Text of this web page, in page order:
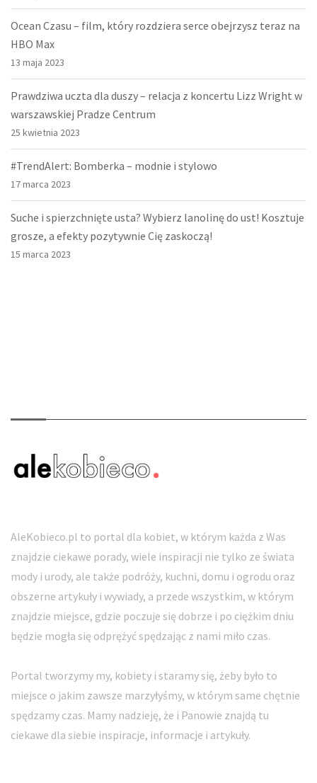
Ocean Czasu – film, który rozdziera serce obejrzysz teraz na
HBO Max
13 maja 2023
Prawdziwa uczta dla duszy – relacja z koncertu Lizz Wright w
warszawskiej Pradze Centrum
25 kwietnia 2023
#TrendAlert: Bomberka – modnie i stylowo
17 marca 2023
Suche i spierzchnięte usta? Wybierz lanolinę do ust! Kosztuje
grosze, a efekty pozytywnie Cię zaskoczą!
15 marca 2023
AleKobieco.pl to portal dla kobiet, w którym każda z Was
znajdzie ciekawe porady, wiele inspiracji nie tylko ze świata
mody i urody, ale także podróży, kuchni, domu i ogrodu oraz
obszerne artykuły i wywiady, a przede wszystkim, w którym
znajdzie miejsce, gdzie poczuje się dobrze i po ciężkim dniu
będzie mogła się odprężyć spędzając z nami miło czas.
Portal tworzymy my, kobiety i staramy się, żeby było to
miejsce o jakim zawsze marzyłyśmy, w którym same chętnie
spędzamy czas. Mamy nadzieję, że i Panowie znajdą tu
ciekawe dla siebie inspiracje, informacje i artykuły.